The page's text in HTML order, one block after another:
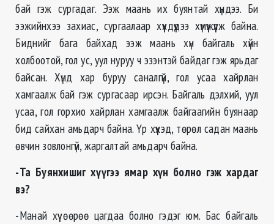
бай гэж сургадаг. Ээж маань их буянтай хүндээ. Би
ээжийнхээ захиас, сургаалаар хүүхдүүдээ хүмүүжүүлж байна.
Биднийг бага байхад ээж маань хүн байгаль хүйн
холбоотой, гол ус, уул нуруу ч эзэнтэй байдаг гэж ярьдаг
байсан. Хүнд хар буруу саналгүй, гол усаа хайрлан
хамгаалж бай гэж сургасаар ирсэн. Байгаль дэлхий, уул
усаа, гол горхио хайрлан хамгаалж байгаагийн буянаар
бид сайхан амьдарч байна. Үр хүүхэд, төрөл садан маань
өвчин зовлонгүй, жаргалтай амьдарч байна.
-Та Буянхишиг хүүгээ ямар хүн болно гэж хардаг
вэ?
-Манай хүү өөрөө цагдаа болно гэдэг юм. Бас байгаль